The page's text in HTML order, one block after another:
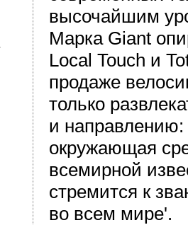
высочайшим
Марка Giant
Local Touch и
продаже
только
и
окружающая
всемирной
стремится к
во всем мире'.